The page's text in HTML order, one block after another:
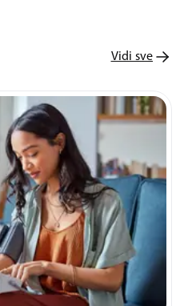
Vidi sve